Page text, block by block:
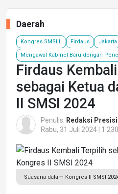
Daerah
Kongres SMSI II Firdaus Jakarta
Mengawal Kabinet Baru dengan
Firdaus
sebagai Ketua
II SMSI 2024
Penulis: Redaksi Presisi
Rabu, 31 Juli 2024 |
Suasana dalam Kongres II SMSI